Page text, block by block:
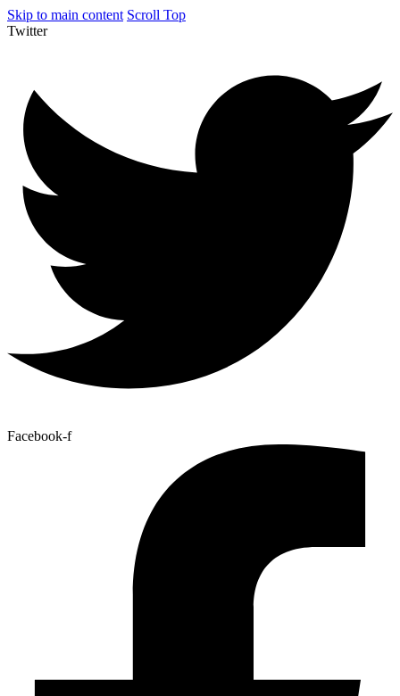
Skip to main content Scroll Top
Twitter
Facebook-f